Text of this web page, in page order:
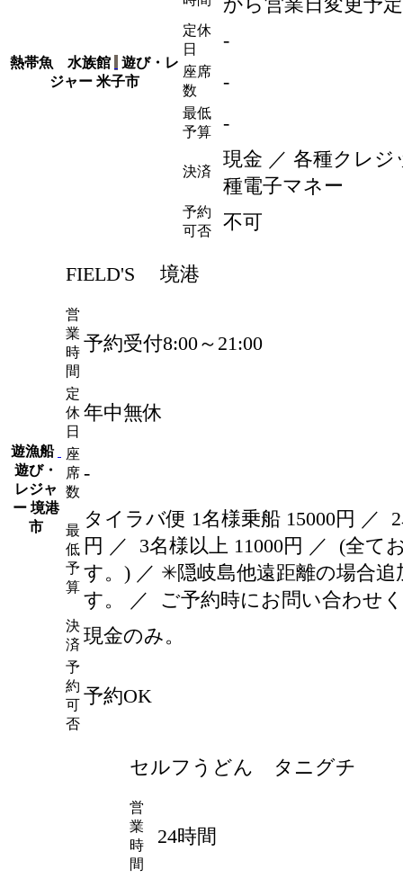
熱帯魚 水族館
遊び・レ
ジャー 米子市
定休
日
-
座席
数
-
最低
予算
-
決済
現金 ／ 各種クレジ
種電子マネー
予約
可否
不可
遊漁船
遊び・
レジャ
ー 境港
市
FIELD'S 境港
営
業
時
間
予約受付8:00～21:00
定
休
日
年中無休
座
席
数
-
最
低
予
算
タイラバ便 1名様乗船 15000円 ／
円 ／ 3名様以上 11000円 ／ (全て
す。) ／ ✳隠岐島他遠距離の場合
す。 ／ ご予約時にお問い合わせ
決
済 現金のみ。
予
約
可
否
予約OK
セルフうどん タニグチ
営
業
時
間
24時間